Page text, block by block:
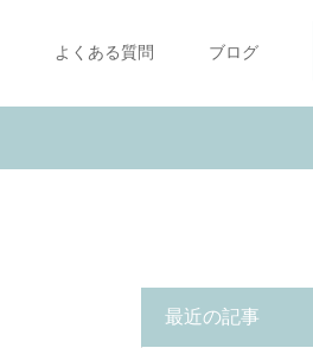
よくある質問 ブログ
最近の記事